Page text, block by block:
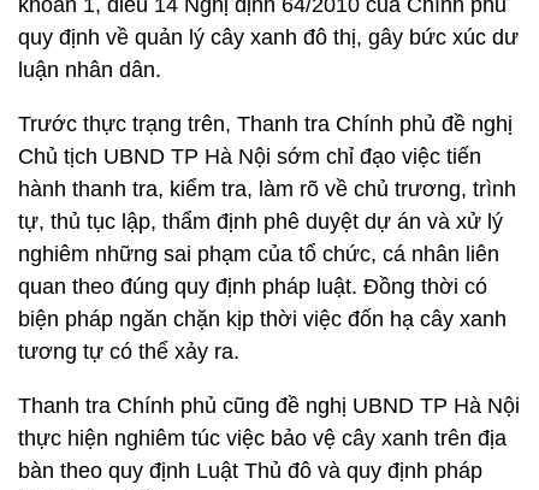
khoản 1, điều 14 Nghị định 64/2010 của Chính phủ
quy định về quản lý cây xanh đô thị, gây bức xúc dư
luận nhân dân.
Trước thực trạng trên, Thanh tra Chính phủ đề nghị
Chủ tịch UBND TP Hà Nội sớm chỉ đạo việc tiến
hành thanh tra, kiểm tra, làm rõ về chủ trương, trình
tự, thủ tục lập, thẩm định phê duyệt dự án và xử lý
nghiêm những sai phạm của tổ chức, cá nhân liên
quan theo đúng quy định pháp luật. Đồng thời có
biện pháp ngăn chặn kịp thời việc đốn hạ cây xanh
tương tự có thể xảy ra.
Thanh tra Chính phủ cũng đề nghị UBND TP Hà Nội
thực hiện nghiêm túc việc bảo vệ cây xanh trên địa
bàn theo quy định Luật Thủ đô và quy định pháp